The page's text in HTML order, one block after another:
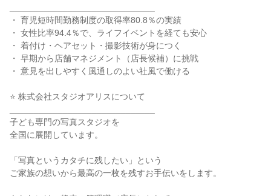
・ 育児短時間勤務制度の取得率80.8％の実績
・ 女性比率94.4％で、ライフイベントを経ても安心
・ 着付け・ヘアセット・撮影技術が身につく
・ 早期から店舗マネジメント（店長候補）に挑戦
・ 意見を出しやすく風通しのよい社風で働ける
⭐ 株式会社スタジオアリスについて
子ども専門の写真スタジオを
全国に展開しています。
「写真というカタチに残したい」という
ご家族の想いから最高の一枚を残すお手伝いをします。